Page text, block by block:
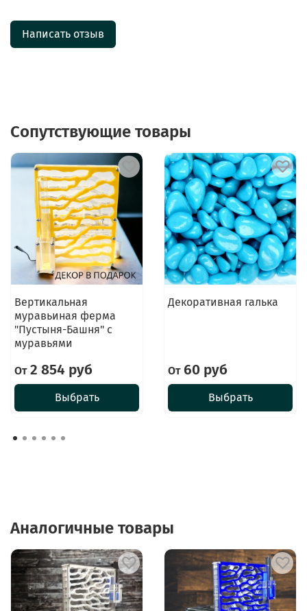
Написать отзыв
Сопутствующие товары
Вертикальная
муравьиная ферма
"Пустыня-Башня" с
муравьями
От2 854 руб
Выбрать
Декоративная галька
От60 руб
Выбрать
Аналогичные товары